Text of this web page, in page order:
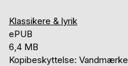
Klassikere & lyrik
ePUB
6,4 MB
Kopibeskyttelse: Vandmærke